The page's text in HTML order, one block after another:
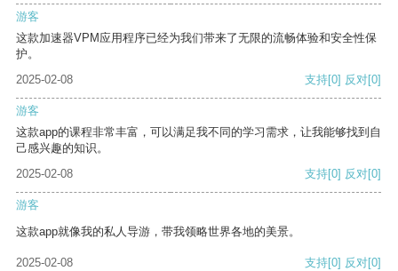
游客
这款加速器VPM应用程序已经为我们带来了无限的流畅体验和安全性保
护。
2025-02-08
支持[0] 反对[0]
游客
这款app的课程非常丰富，可以满足我不同的学习需求，让我能够找到自
己感兴趣的知识。
2025-02-08
支持[0] 反对[0]
游客
这款app就像我的私人导游，带我领略世界各地的美景。
2025-02-08 支持[0] 反对[0]